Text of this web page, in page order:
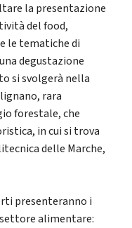
la presentazione
del food,
le tematiche di
degustazione
si svolgerà nella
rara
forestale, che
in cui si trova
delle Marche,
presenteranno i
alimentare: